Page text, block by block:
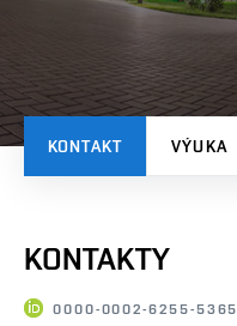
KONTAKT VÝUKA
KONTAKTY
0000-0002-6255-5365